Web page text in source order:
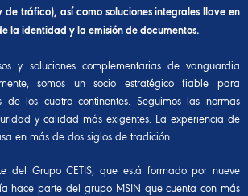
de tráfico), así como soluciones integrales llave en
la identidad y la emisión de documentos.
y soluciones complementarias de vanguardia
somos un socio estratégico fiable para
de los cuatro continentes. Seguimos las normas
y calidad más exigentes. La experiencia de
en más de dos siglos de tradición.
del Grupo CETIS, que está formado por nueve
hace parte del grupo MSIN que cuenta con más